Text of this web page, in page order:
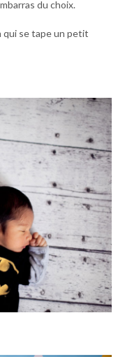
du choix.
qui se tape un petit